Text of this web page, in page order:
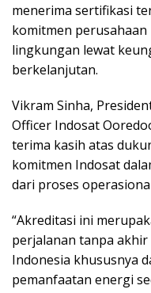
menerima sertifikasi
komitmen
lingkungan lewat
berkelanjutan.
Vikram Sinha,
Officer Indosat
terima kasih atas
komitmen Indosat
dari proses
“Akreditasi ini
perjalanan tanpa akhir
Indonesia khususnya
pemanfaatan energi